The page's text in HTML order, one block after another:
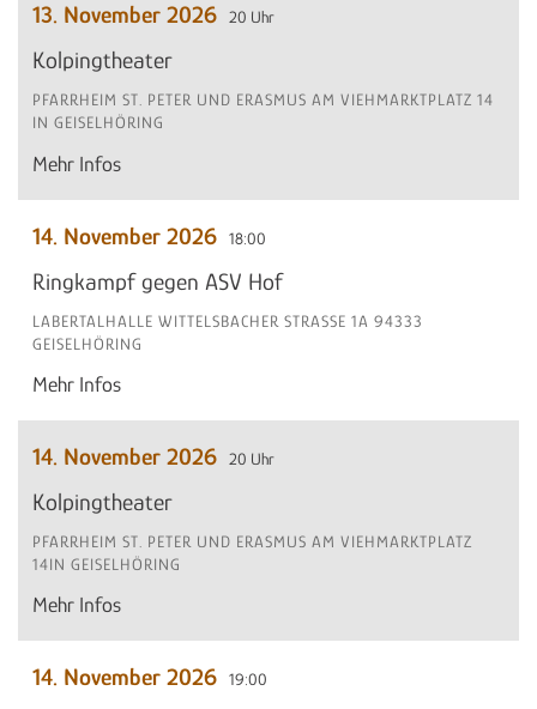
13. November 2026 20 Uhr
Kolpingtheater
PFARRHEIM ST. PETER UND ERASMUS AM VIEHMARKTPLATZ 14
IN GEISELHÖRING
Mehr Infos
14. November 2026 18:00
Ringkampf gegen ASV Hof
LABERTALHALLE WITTELSBACHER STRASSE 1A 94333 G
EISELHÖRING
Mehr Infos
14. November 2026 20 Uhr
Kolpingtheater
PFARRHEIM ST. PETER UND ERASMUS AM VIEHMARKTPLATZ
14IN GEISELHÖRING
Mehr Infos
14. November 2026 19:00